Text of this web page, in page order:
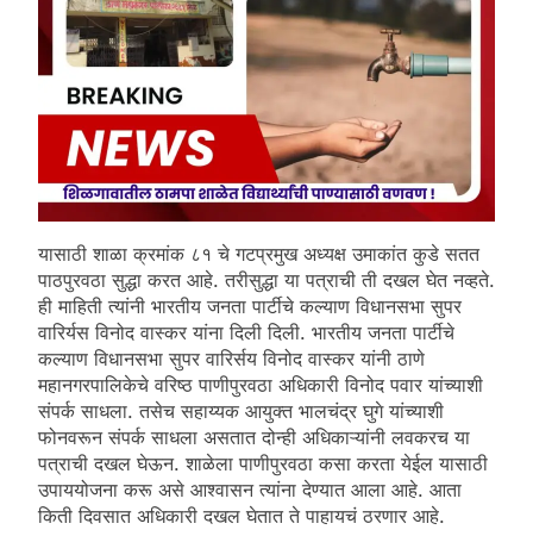
यासाठी शाळा क्रमांक ८१ चे गटप्रमुख अध्यक्ष उमाकांत कुडे सतत
पाठपुरवठा सुद्धा करत आहे. तरीसुद्धा या पत्राची ती दखल घेत नव्हते.
ही माहिती त्यांनी भारतीय जनता पार्टीचे कल्याण विधानसभा सुपर
वारिर्यस विनोद वास्कर यांना दिली दिली. भारतीय जनता पार्टीचे
कल्याण विधानसभा सुपर वारिर्सय विनोद वास्कर यांनी ठाणे
महानगरपालिकेचे वरिष्ठ पाणीपुरवठा अधिकारी विनोद पवार यांच्याशी
संपर्क साधला. तसेच सहाय्यक आयुक्त भालचंद्र घुगे यांच्याशी
फोनवरून संपर्क साधला असतात दोन्ही अधिकाऱ्यांनी लवकरच या
पत्राची दखल घेऊन. शाळेला पाणीपुरवठा कसा करता येईल यासाठी
उपाययोजना करू असे आश्वासन त्यांना देण्यात आला आहे. आता
किती दिवसात अधिकारी दखल घेतात ते पाहायचं ठरणार आहे.